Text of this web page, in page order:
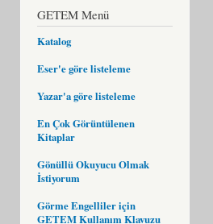
GETEM Menü
Katalog
Eser'e göre listeleme
Yazar'a göre listeleme
En Çok Görüntülenen
Kitaplar
Gönüllü Okuyucu Olmak
İstiyorum
Görme Engelliler için
GETEM Kullanım Klavuzu